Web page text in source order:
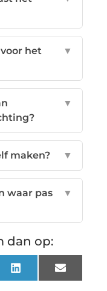
het
▼
▼
maken? ▼
waar pas
▼
dan op:
LinkedInEmail